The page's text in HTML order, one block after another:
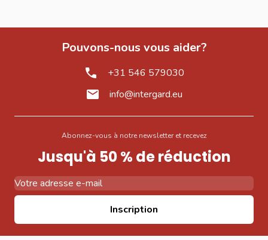
Pouvons-nous vous aider?
+31 546 579030
info@intergard.eu
Abonnez-vous à notre newsletter et recevez
Jusqu'à 50 % de réduction
Inscription